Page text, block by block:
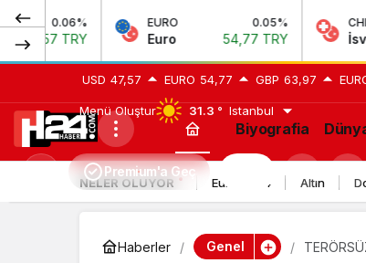
EURO 0.05%
Euro 54,77 TRY
CHF
İsviçre Frangı
USD 47,57 EURO 54,77 GBP 63,97
Menü Oluştur 31.3 ° Istanbul
Biyografia
değiştir
Premium'a Geç
NELER OLUYOR Euro 2024 Altın
Haberler Genel